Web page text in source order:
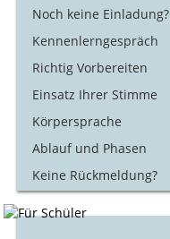
Noch keine Einladung?
Kennenlerngespräch
Richtig Vorbereiten
Einsatz Ihrer Stimme
Körpersprache
Ablauf und Phasen
Keine Rückmeldung?